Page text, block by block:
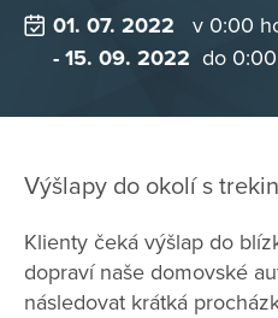
01. 07. 2022
v 0:00
- 15. 09. 2022 do
Výšlapy do okolí s
Klienty čeká výšlap do
dopraví naše domovské
následovat krátká